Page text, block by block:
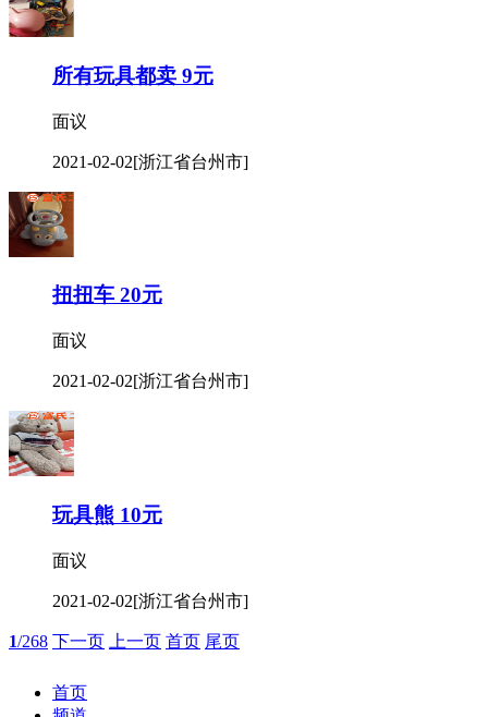
所有玩具都卖 9元
面议
2021-02-02[浙江省台州市]
扭扭车 20元
面议
2021-02-02[浙江省台州市]
玩具熊 10元
面议
2021-02-02[浙江省台州市]
1/268 下一页 上一页 首页 尾页
首页